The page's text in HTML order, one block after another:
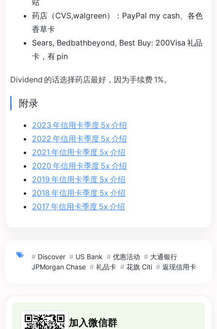
药店（CVS,walgreen）：PayPal my cash、各色
香草卡
Sears, Bedbathbeyond, Best Buy: 200Visa 礼品
卡，有 pin
Dividend 的话选择药店最好，因为手续费 1%。
附录
2023 年信用卡季度 5x 介绍
2022 年信用卡季度 5x 介绍
2021 年信用卡季度 5x 介绍
2020 年信用卡季度 5x 介绍
2019 年信用卡季度 5x 介绍
2018 年信用卡季度 5x 介绍
2017 年信用卡季度 5x 介绍
# Discover # US Bank # 优惠活动 # 大通银行
JPMorgan Chase # 礼品卡 # 花旗 Citi # 返现信用卡
加入微信群